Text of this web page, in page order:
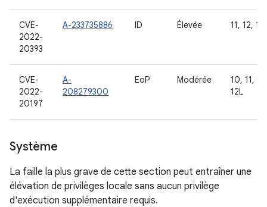
CVE-
2022-
20393
A-233735886 ID Élevée 11, 12,
CVE-
2022-
20197
A-
208279300
EoP Modérée
10, 11, 12,
12L
Système
La faille la plus grave de cette section peut entraîner une
élévation de privilèges locale sans aucun privilège
d'exécution supplémentaire requis.